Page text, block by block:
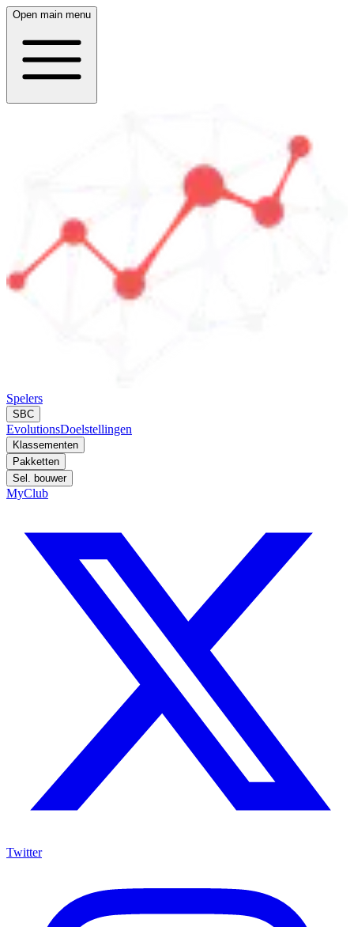
Open main menu
Spelers
SBC
EvolutionsDoelstellingen
Klassementen
Pakketten
Sel. bouwer
MyClub
Twitter